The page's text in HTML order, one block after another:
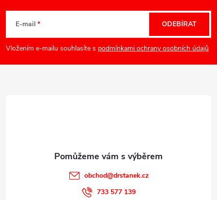
p
a
E-mail
Vložením e-mailu souhlasíte s podmínkami ochrany osobních údajů
ODEBÍRAT
obchod@drstanek.cz
733 577 139